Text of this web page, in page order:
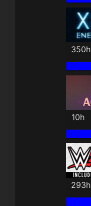
350h
10h
293h